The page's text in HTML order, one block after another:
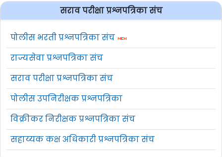
सराव परीक्षा प्रश्नपत्रिका संच
पोलीस भरती प्रश्नपत्रिका संच
राज्यसेवा प्रश्नपत्रिका संच
सराव परीक्षा प्रश्नपत्रिका संच
पोलीस उपनिरीक्षक प्रश्नपत्रिका
विक्रीकर निरीक्षक प्रश्नपत्रिका संच
सहाय्यक कक्ष अधिकारी प्रश्नपत्रिका संच